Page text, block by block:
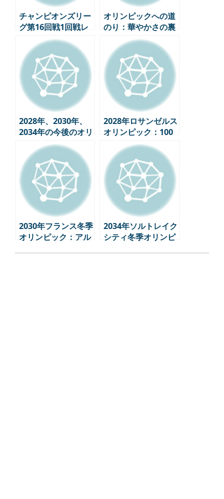
チャンピオンズリー
グ第16回戦1回戦レ
ビュー – EPL独走、
変数を残したビッグ
マッチ
オリンピックへの道
のり：華やかさの裏
側に隠されたストー
リー
2028年、2030年、
2034年の今後のオリ
ンピックスケジュー
2028年ロサンゼルス
オリンピック：100
年の歴史、未来に向
けた挑戦
2030年フランス冬季
オリンピック：アル
2034年ソルトレイク
シティ冬季オリンピ